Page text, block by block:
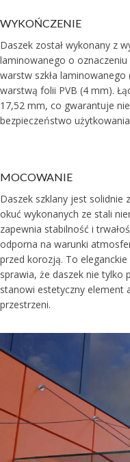
WYKOŃCZENIE
Daszek został wykonany z
laminowanego o oznaczeniu
warstw szkła
warstwą folii PVB (4 mm).
17,52 mm, co gwarantuje
bezpieczeństwo
MOCOWANIE
Daszek szklany jest solidnie
okuć wykonanych ze stali
zapewnia stabilność i
odporna na warunki
przed korozją. To
sprawia, że daszek nie tylko
stanowi estetyczny element
przestrzeni.